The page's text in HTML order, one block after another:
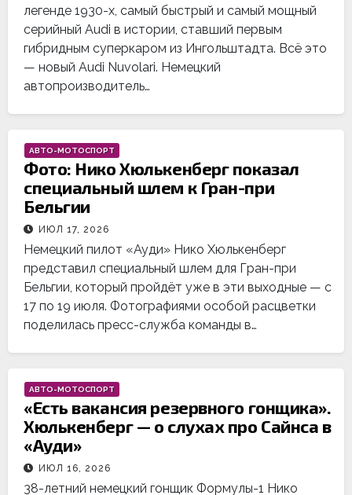
легенде 1930-х, самый быстрый и самый мощный
серийный Audi в истории, ставший первым
гибридным суперкаром из Ингольштадта. Всё это
— новый Audi Nuvolari. Немецкий
автопроизводитель…
АВТО-МОТОСПОРТ
Фото: Нико Хюлькенберг показал
специальный шлем к Гран-при
Бельгии
ИЮЛ 17, 2026
Немецкий пилот «Ауди» Нико Хюлькенберг
представил специальный шлем для Гран-при
Бельгии, который пройдёт уже в эти выходные — с
17 по 19 июля. Фотографиями особой расцветки
поделилась пресс-служба команды в…
АВТО-МОТОСПОРТ
«Есть вакансия резервного гонщика».
Хюлькенберг — о слухах про Сайнса в
«Ауди»
ИЮЛ 16, 2026
38-летний немецкий гонщик Формулы-1 Нико